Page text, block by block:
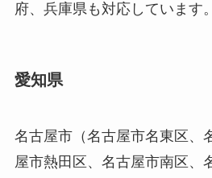
府、兵庫県も対応しています。
愛知県
名古屋市（名古屋市名東区、
屋市熱田区、名古屋市南区、